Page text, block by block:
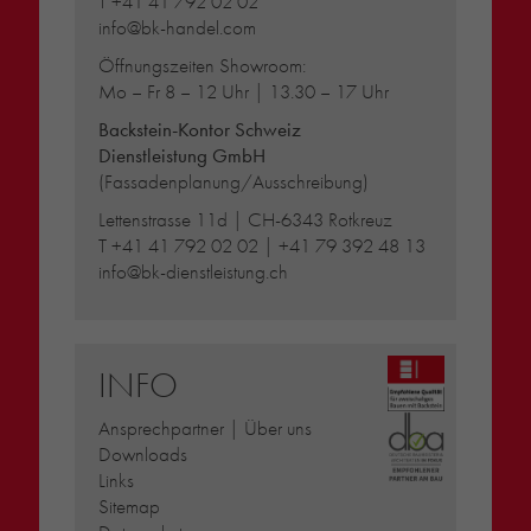
info@bk-handel.com
Öffnungszeiten Showroom:
Mo – Fr 8 – 12 Uhr | 13.30 – 17 Uhr
Backstein-Kontor Schweiz
Dienstleistung GmbH
(Fassadenplanung/Ausschreibung)
Lettenstrasse 11d | CH-6343 Rotkreuz
T+41 41 792 02 02 |+41 79 392 48 13
info@bk-dienstleistung.ch
INFO
Ansprechpartner | Über uns
Downloads
Links
Sitemap